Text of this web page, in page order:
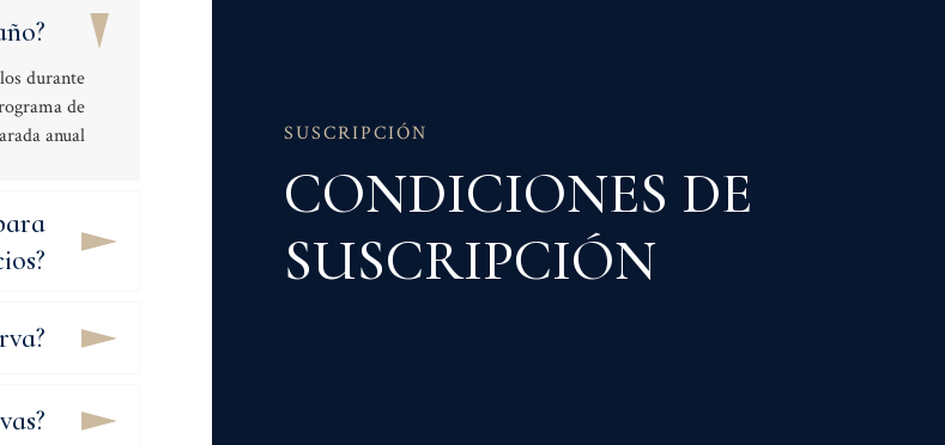
durante
de
anual
Membresía
SUSCRIPCIÓN
CONDICIONES DE
SUSCRIPCIÓN